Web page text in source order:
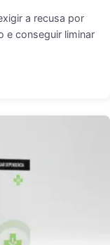
a recusa por
e conseguir liminar